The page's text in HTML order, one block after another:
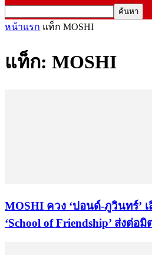
หน้าแรก แท็ก MOSHI
แท็ก: MOSHI
MOSHI ควง ‘ปอนด์-ภูวินทร์’
‘School of Friendship’ ส่งต่อ